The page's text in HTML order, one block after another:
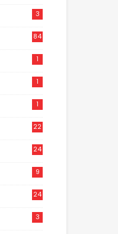
3
84
1
1
1
22
24
9
24
3